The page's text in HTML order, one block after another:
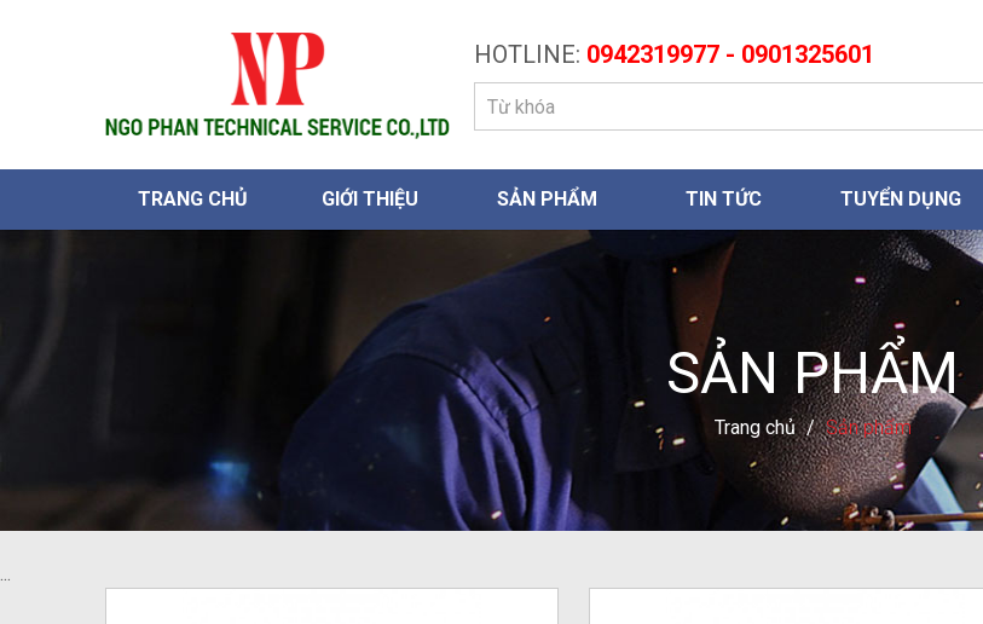
HOTLINE: 0942319977 - 0901325601
TRANG CHỦ GIỚI THIỆU SẢN PHẨM TIN TỨC TUYỂN DỤNG
SẢN PHẨM
Trang chủ / Sản phẩm